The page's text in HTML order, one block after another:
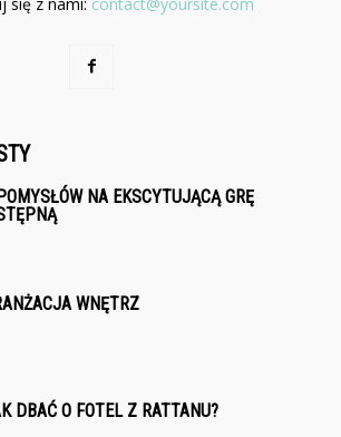
się z nami: contact@yoursite.com
NA EKSCYTUJĄCĄ GRĘ
WNĘTRZ
DBAĆ O FOTEL Z RATTANU?